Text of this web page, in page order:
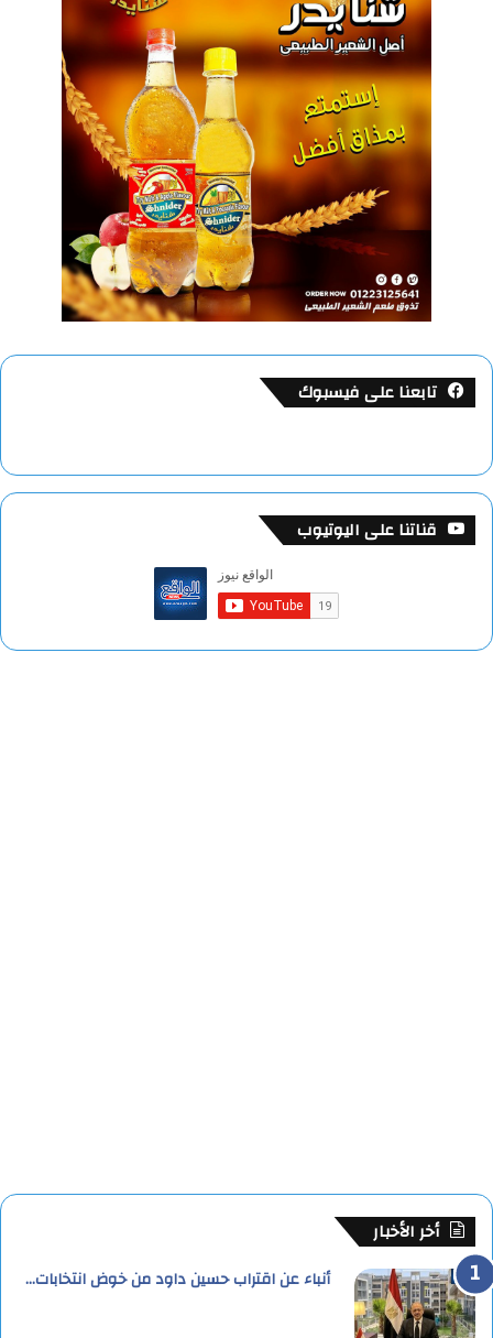
تابعنا على فيسبوك
قناتنا على اليوتيوب
أخر الأخبار
أنباء عن اقتراب حسين داود من خوض انتخابات…